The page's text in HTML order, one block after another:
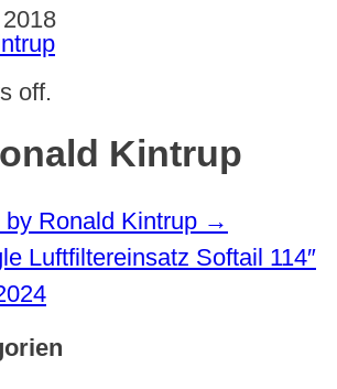
off.
Kintrup
Ronald Kintrup →
Luftfiltereinsatz Softail 114″